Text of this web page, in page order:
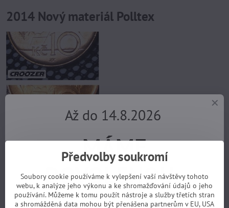
2014 Nový materiál Polltex
má podobné vlastnosti, jako původně používaná síťovina TESA.
Narozdíl od jemné bílé pleteniny TESA je nový materiál černé barvy,
Předvolby soukromí
Soubory cookie používáme k vylepšení vaší návštěvy tohoto
webu, k analýze jeho výkonu a ke shromažďování údajů o jeho
používání. Můžeme k tomu použít nástroje a služby třetích stran
a shromážděná data mohou být přenášena partnerům v EU, USA
Až do 14.8.2026
MÁME
DOVOLENOU.